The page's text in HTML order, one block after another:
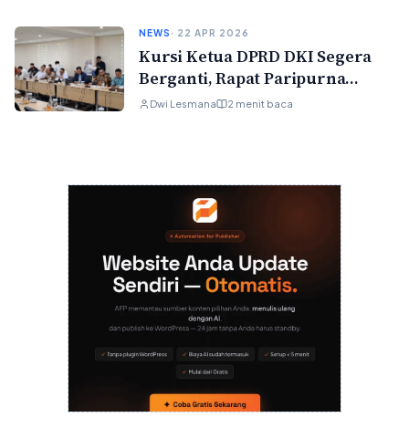
NEWS· 22 APR 2026
Kursi Ketua DPRD DKI Segera
Berganti, Rapat Paripurna
Pengganti Khoirudin Diketok 30
Dwi Lesmana 2 menit baca